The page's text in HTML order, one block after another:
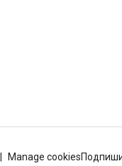
Manage cookies